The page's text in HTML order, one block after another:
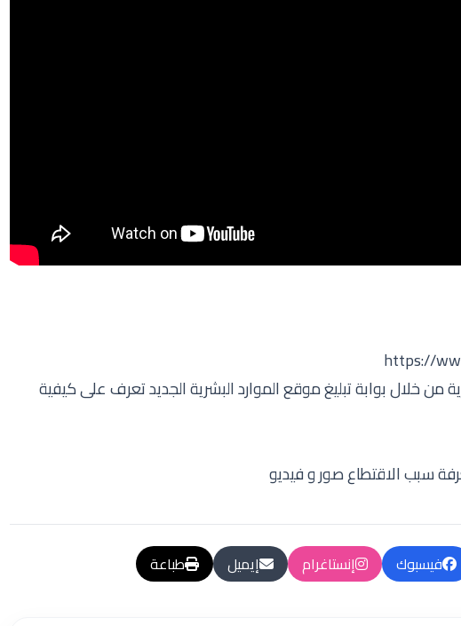
من خلال بوابة تبليغ موقع الموارد البشرية الجديد تعرف على كيفية
سبب الاقتطاع صور و فيديو
فيسبوك إنستاغرام إيميل طباعة